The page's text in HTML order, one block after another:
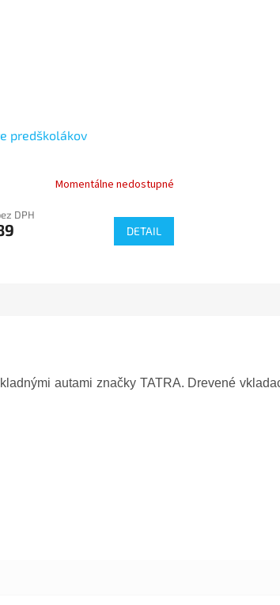
predškolákov
Momentálne nedostupné
DPH
DETAIL
autami značky TATRA. Drevené